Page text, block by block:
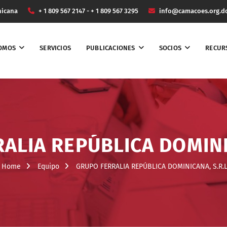
+ 1 809 567 2147 - + 1 809 567 3295
SERVICIOS PUBLICACIONES SOCIOS
REPÚBLICA
Home Equipo GRUPO FERRALIA REPÚBLICA DOMINICANA,